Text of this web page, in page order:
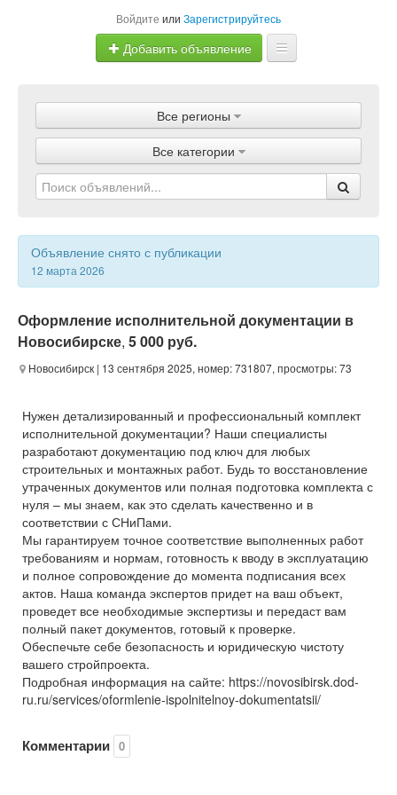
Войдите или Зарегистрируйтесь
Добавить объявление
Объявления
Магазины
Услуги
Статьи
Все регионы
Все категории
Объявление снято с публикации
12 марта 2026
Оформление исполнительной документации в
Новосибирске, 5 000 руб.
Новосибирск | 13 сентября 2025, номер: 731807, просмотры: 73
Нужен детализированный и профессиональный комплект
исполнительной документации? Наши специалисты
разработают документацию под ключ для любых
строительных и монтажных работ. Будь то восстановление
утраченных документов или полная подготовка комплекта с
нуля – мы знаем, как это сделать качественно и в
соответствии с СНиПами.
Мы гарантируем точное соответствие выполненных работ
требованиям и нормам, готовность к вводу в эксплуатацию
и полное сопровождение до момента подписания всех
актов. Наша команда экспертов придет на ваш объект,
проведет все необходимые экспертизы и передаст вам
полный пакет документов, готовый к проверке.
Обеспечьте себе безопасность и юридическую чистоту
вашего стройпроекта.
Подробная информация на сайте: https://novosibirsk.dod-
ru.ru/services/oformlenie-ispolnitelnoy-dokumentatsii/
Комментарии 0